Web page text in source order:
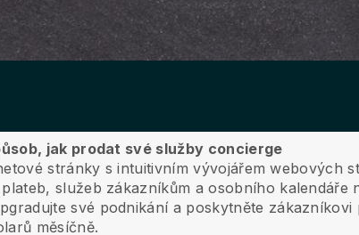
jak prodat své služby concierge
stránky s intuitivním vývojářem webových
služeb zákazníkům a osobního kalendáře
své podnikání a poskytněte
měsíčně.